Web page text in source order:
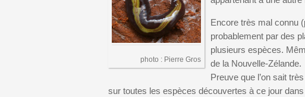
photo : Pierre Gros
Encore très mal connu
probablement par des
plusieurs espèces.
de la Nouvelle-Zélande.
Preuve que l’on sait
sur toutes les espèces découvertes à ce jour dans